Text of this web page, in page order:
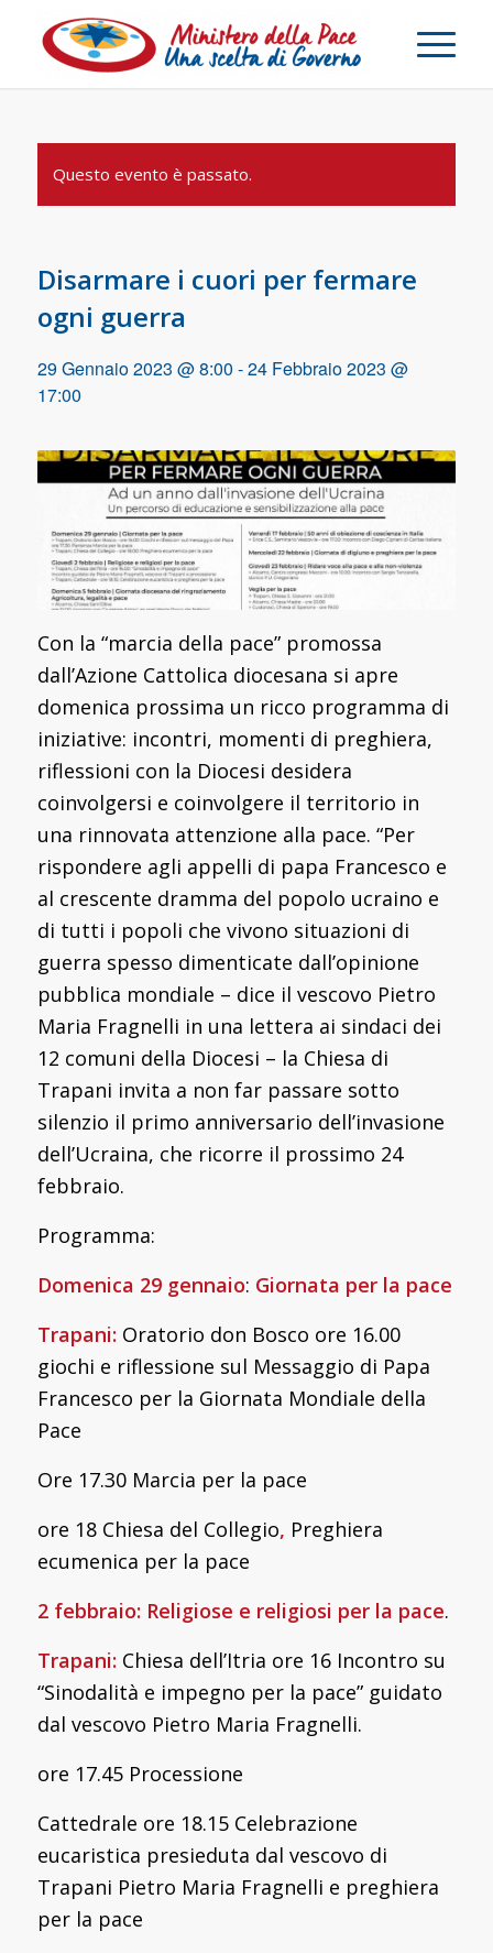
Questo evento è passato.
Disarmare i cuori per fermare
ogni guerra
29 Gennaio 2023 @ 8:00 -24 Febbraio 2023 @
17:00
Con la “marcia della pace” promossa
dall’Azione Cattolica diocesana si apre
domenica prossima un ricco programma di
iniziative: incontri, momenti di preghiera,
riflessioni con la Diocesi desidera
coinvolgersi e coinvolgere il territorio in
una rinnovata attenzione alla pace. “Per
rispondere agli appelli di papa Francesco e
al crescente dramma del popolo ucraino e
di tutti i popoli che vivono situazioni di
guerra spesso dimenticate dall’opinione
pubblica mondiale – dice il vescovo Pietro
Maria Fragnelli in una lettera ai sindaci dei
12 comuni della Diocesi – la Chiesa di
Trapani invita a non far passare sotto
silenzio il primo anniversario dell’invasione
dell’Ucraina, che ricorre il prossimo 24
febbraio.
Programma:
Domenica 29 gennaio: Giornata per la pace
Trapani: Oratorio don Bosco ore 16.00
giochi e riflessione sul Messaggio di Papa
Francesco per la Giornata Mondiale della
Pace
Ore 17.30 Marcia per la pace
ore 18 Chiesa del Collegio, Preghiera
ecumenica per la pace
2 febbraio: Religiose e religiosi per la pace.
Trapani: Chiesa dell’Itria ore 16 Incontro su
“Sinodalità e impegno per la pace” guidato
dal vescovo Pietro Maria Fragnelli.
ore 17.45 Processione
Cattedrale ore 18.15 Celebrazione
eucaristica presieduta dal vescovo di
Trapani Pietro Maria Fragnelli e preghiera
per la pace